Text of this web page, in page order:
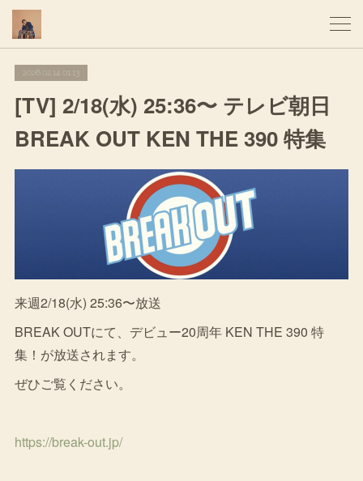
2026.02.14 01:13
[TV] 2/18(水) 25:36〜 テレビ朝日
BREAK OUT KEN THE 390 特集
来週2/18(水) 25:36〜放送
BREAK OUTにて、デビュー20周年 KEN THE 390 特
集！が放送されます。
ぜひご覧ください。
https://break-out.jp/